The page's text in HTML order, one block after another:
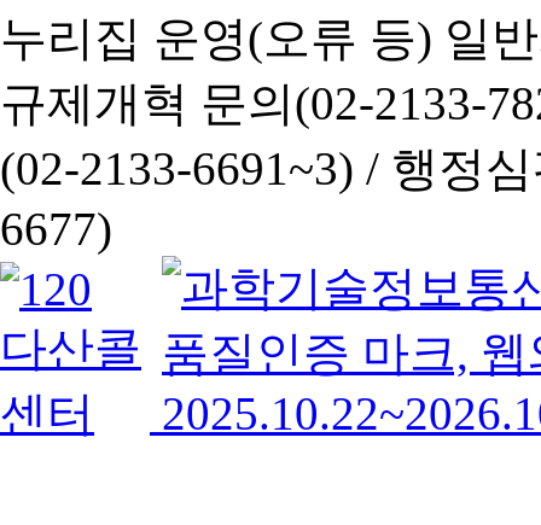
누리집 운영(오류 등) 일
규제개혁 문의(02-2133-
(02-2133-6691~3) / 행정심
6677)